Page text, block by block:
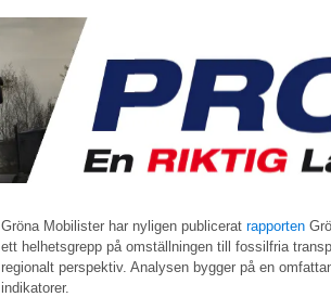
Gröna Mobilister har nyligen publicerat rapporten
ett helhetsgrepp på omställningen till fossilfria
regionalt perspektiv. Analysen bygger på en
indikatorer.